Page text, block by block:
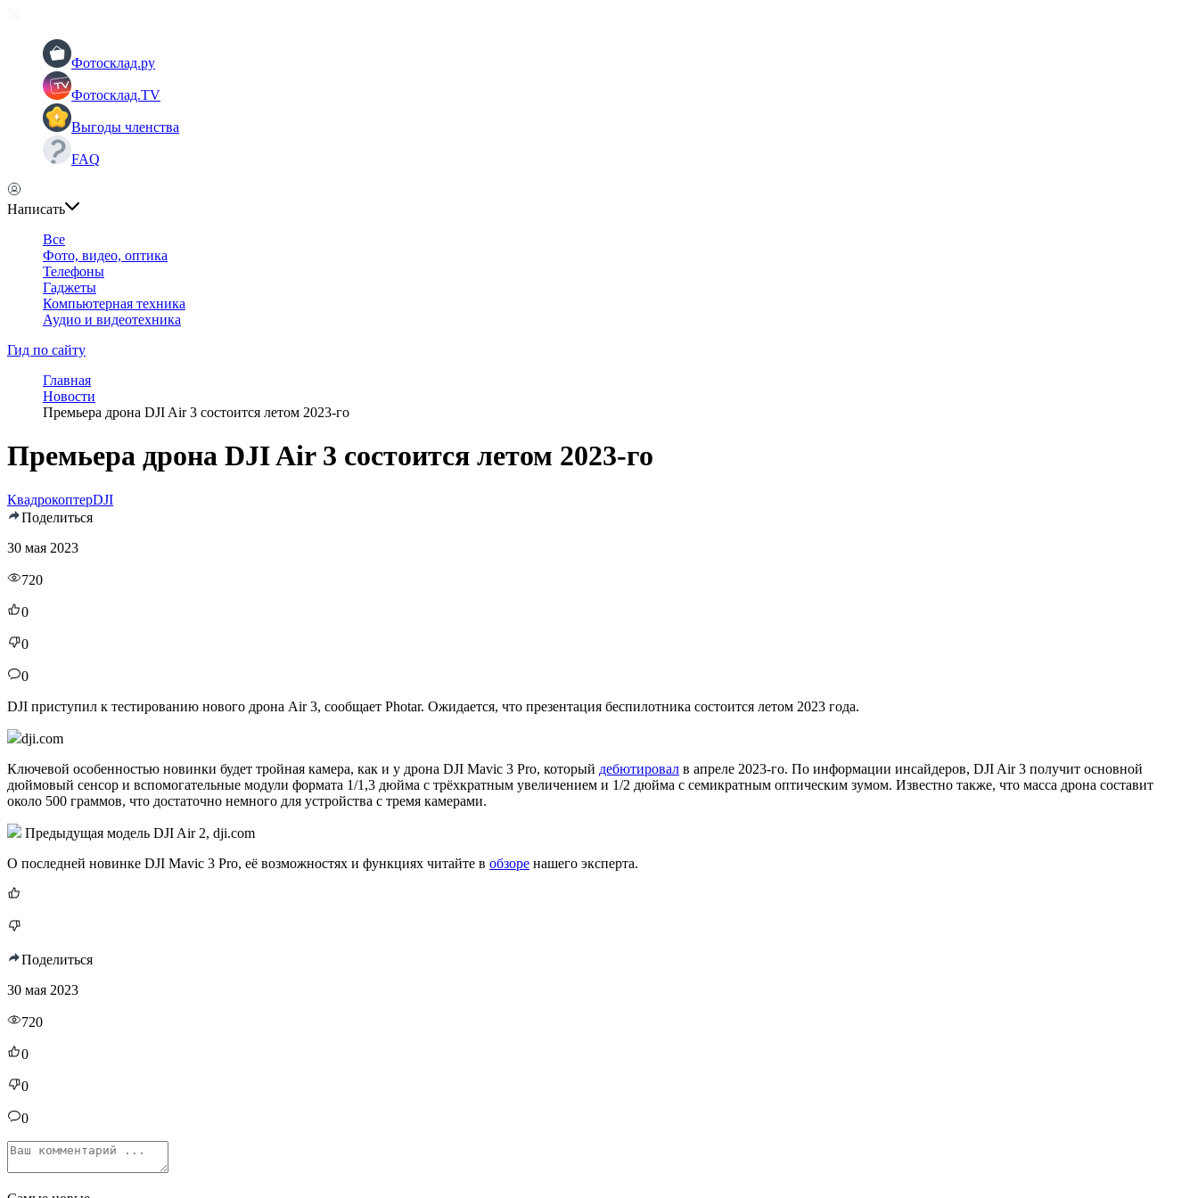
Фотосклад.ру
Фотосклад.TV
Выгоды членства
FAQ
Написать
Все
Фото, видео, оптика
Телефоны
Гаджеты
Компьютерная техника
Аудио и видеотехника
Гид по сайту
Главная
Новости
Премьера дрона DJI Air 3 состоится летом 2023-го
Премьера дрона DJI Air 3 состоится летом 2023-го
КвадрокоптерDJI
Поделиться
30 мая 2023
720
0
0
0
DJI приступил к тестированию нового дрона Air 3, сообщает Photar. Ожидается, что презентация беспилотника состоится летом 2023 года.
dji.com
Ключевой особенностью новинки будет тройная камера, как и у дрона DJI Mavic 3 Pro, который дебютировал в апреле 2023-го. По информации инсайдеров, DJI Air 3 получит основной
дюймовый сенсор и вспомогательные модули формата 1/1,3 дюйма с трёхкратным увеличением и 1/2 дюйма с семикратным оптическим зумом. Известно также, что масса дрона составит
около 500 граммов, что достаточно немного для устройства с тремя камерами.
Предыдущая модель DJI Air 2, dji.com
О последней новинке DJI Mavic 3 Pro, её возможностях и функциях читайте в обзоре нашего эксперта.
Поделиться
30 мая 2023
720
0
0
0